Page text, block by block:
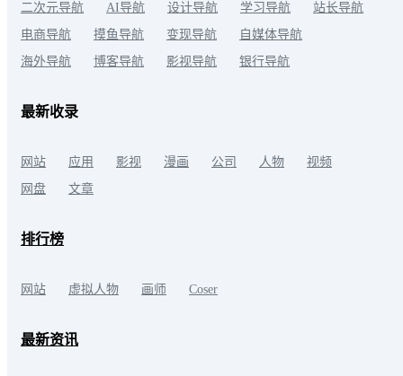
二次元导航 AI导航 设计导航 学习导航
站长导航
电商导航
摸鱼导航 变现导航
自媒体导航
海外导航
博客导航 影视导航 银行导航
最新收录
网站 应用 影视 漫画 公司 人物
视频
网盘
文章
排行榜
网站 虚拟人物 画师 Coser
最新资讯